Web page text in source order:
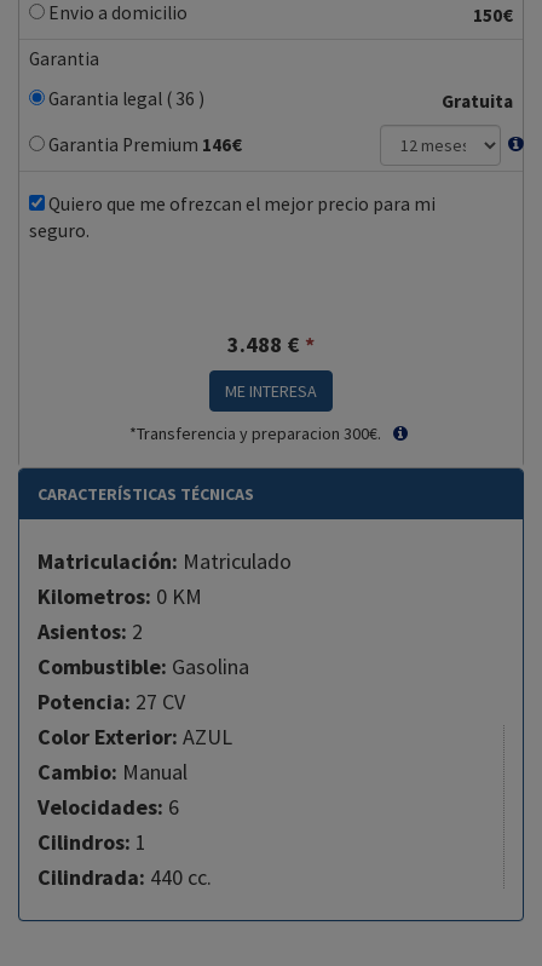
Envio a domicilio
150€
Garantia
Garantia legal ( 36 )
Gratuita
Garantia Premium 146€
Quiero que me ofrezcan el mejor precio para mi
seguro.
3.488 € *
ME INTERESA
*Transferencia y preparacion 300€.
CARACTERÍSTICAS TÉCNICAS
Matriculación: Matriculado
Kilometros: 0 KM
Asientos: 2
Combustible: Gasolina
Potencia: 27 CV
Color Exterior: AZUL
Cambio: Manual
Velocidades: 6
Cilindros: 1
Cilindrada: 440 cc.